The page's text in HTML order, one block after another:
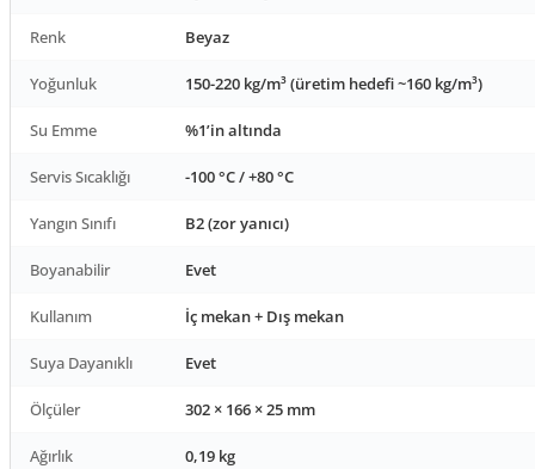
Renk Beyaz
Yoğunluk 150-220 kg/m³ (üretim hedefi ~160 kg/m³)
Su Emme %1’in altında
Servis Sıcaklığı -100 °C / +80 °C
Yangın Sınıfı B2 (zor yanıcı)
Boyanabilir Evet
Kullanım İç mekan + Dış mekan
Suya Dayanıklı Evet
Ölçüler 302 × 166 × 25 mm
Ağırlık 0,19 kg